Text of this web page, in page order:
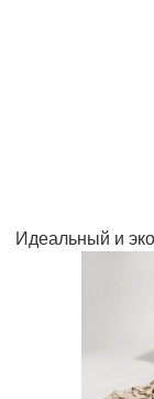
Идеальный и